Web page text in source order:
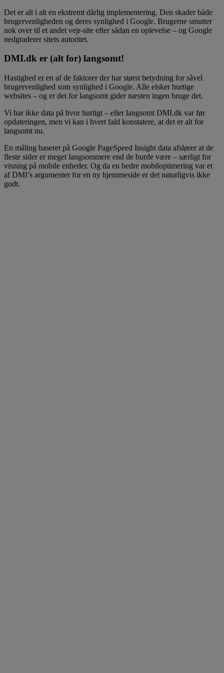
Det er alt i alt en ekstremt dårlig implementering. Den skader både
brugervenligheden og deres synlighed i Google. Brugerne smutter
nok over til et andet vejr-site efter sådan en oplevelse – og Google
nedgraderer sitets autoritet.
DMI.dk er (alt for) langsomt!
Hastighed er en af de faktorer der har størst betydning for såvel
brugervenlighed som synlighed i Google. Alle elsker hurtige
websites – og er det for langsomt gider næsten ingen bruge det.
Vi har ikke data på hvor hurtigt – eller langsomt DMI.dk var før
opdateringen, men vi kan i hvert fald konstatere, at det er alt for
langsomt nu.
En måling baseret på Google PageSpeed Insight data afslører at de
fleste sider er meget langsommere end de burde være – særligt for
visning på mobile enheder. Og da en bedre mobiloptimering var et
af DMI’s argumenter for en ny hjemmeside er det naturligvis ikke
godt.